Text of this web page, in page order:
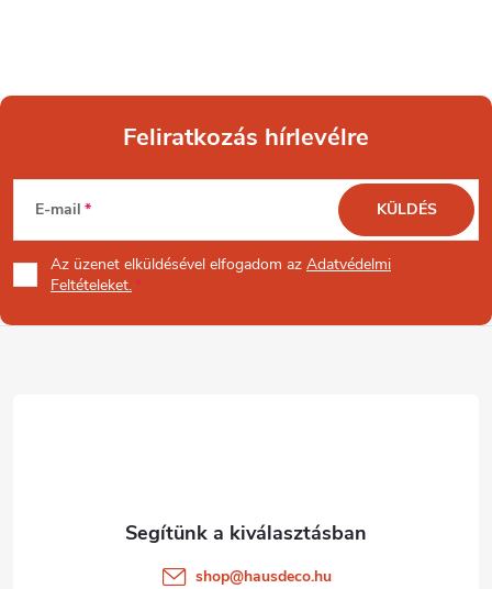
L
á
b
Feliratkozás hírlevélre
E-mail
Az üzenet elküldésével elfogadom az Adatvédelmi
Feltételeket.
KÜLDÉS
shop@hausdeco.hu